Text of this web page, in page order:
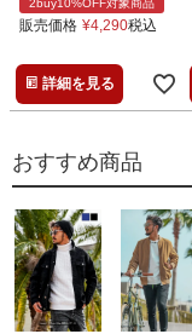
2buy10%OFF対象商品
販売価格 ¥4,290税込
詳細を見る
おすすめ商品